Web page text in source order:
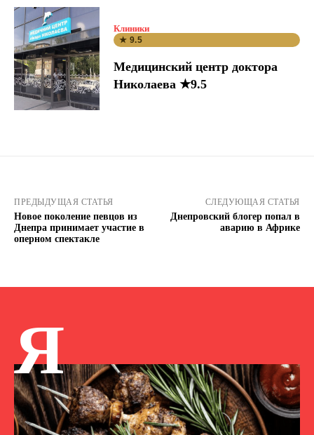
Клиники
★ 9.5
Медицинский центр доктора
Николаева ★9.5
ПРЕДЫДУЩАЯ СТАТЬЯ
Новое поколение певцов из
Днепра принимает участие в
оперном спектакле
СЛЕДУЮЩАЯ СТАТЬЯ
Днепровский блогер попал в
аварию в Африке
Я